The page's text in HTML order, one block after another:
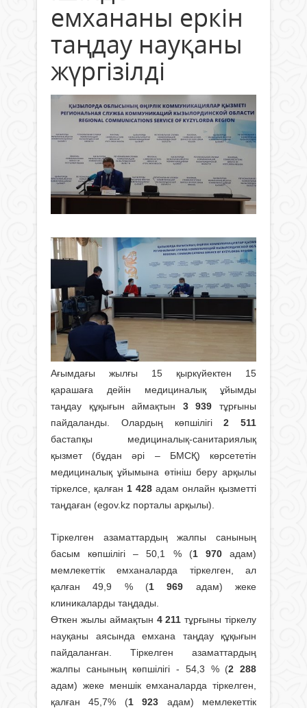
емхананы еркін
таңдау науқаны
жүргізілді
Ағымдағы жылғы 15 қыркүйектен 15
қарашаға дейін медициналық ұйымды
таңдау құқығын аймақтын 3 939 тұрғыны
пайдаланды. Олардың көпшілігі2 511
бастапқы медициналық-санитариялық
қызмет (бұдан әрі – БМСҚ) көрсететін
медициналық ұйымына өтініш беру арқылы
тіркелсе, қалған 1 428 адам онлайн қызметті
таңдаған (egov.kz порталы арқылы).
Тіркелген азаматтардың жалпы санының
басым көпшілігі – 50,1 % (1 970адам)
мемлекеттік емханаларда тіркелген, ал
қалған 49,9 % (1 969 адам) жеке
клиникаларды таңдады.
Өткен жылы аймақтын 4 211 тұрғыны тіркелу
науқаны аясында емхана таңдау құқығын
пайдаланған. Тіркелген азаматтардың
жалпы санының көпшілігі - 54,3 % (2 288
адам) жеке меншік емханаларда тіркелген,
қалған 45,7% (1 923 адам) мемлекеттік